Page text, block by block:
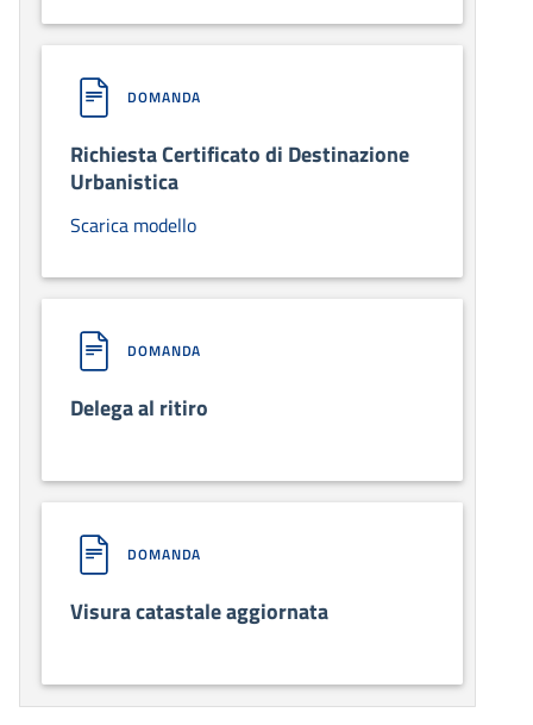
DOMANDA
Richiesta Certificato di Destinazione
Urbanistica
Scarica modello
DOMANDA
Delega al ritiro
DOMANDA
Visura catastale aggiornata